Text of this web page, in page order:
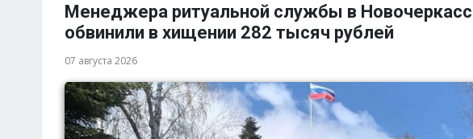
Менеджера ритуальной службы в
обвинили в хищении 282 тысяч рублей
07 августа 2026